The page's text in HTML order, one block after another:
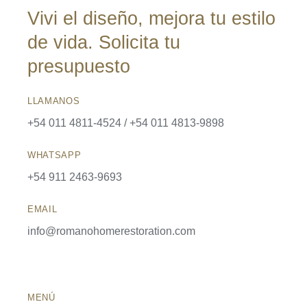
Vivi el diseño, mejora tu estilo
de vida. Solicita tu
presupuesto
LLAMANOS
+54 011 4811-4524 / +54 011 4813-9898
WHATSAPP
+54 911 2463-9693
EMAIL
info@romanohomerestoration.com
MENÚ